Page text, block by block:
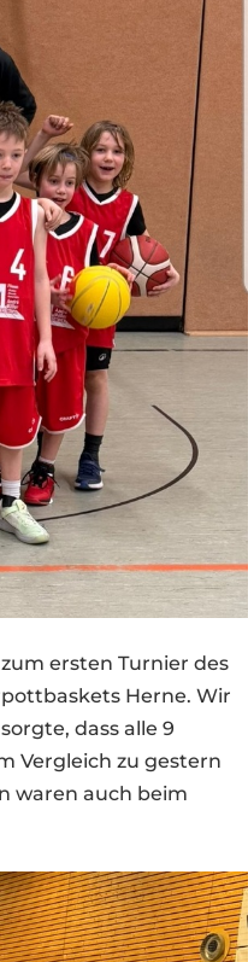
ersten Turnier des
Herne. Wir
dass alle 9
Vergleich zu gestern
waren auch beim